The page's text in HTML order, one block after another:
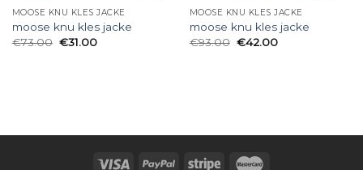
MOOSE KNU KLES JACKE
moose knu kles jacke
€73.00 €31.00
MOOSE KNU KLES JACKE
moose knu kles jacke
€93.00 €42.00